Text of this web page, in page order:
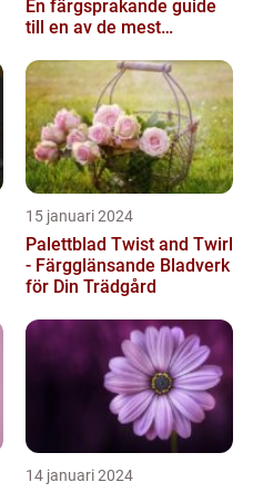
En färgsprakande guide
till en av de mest
inomhusväxterna
15 januari 2024
Palettblad Twist and Twirl
- Färgglänsande Bladverk
för Din Trädgård
14 januari 2024